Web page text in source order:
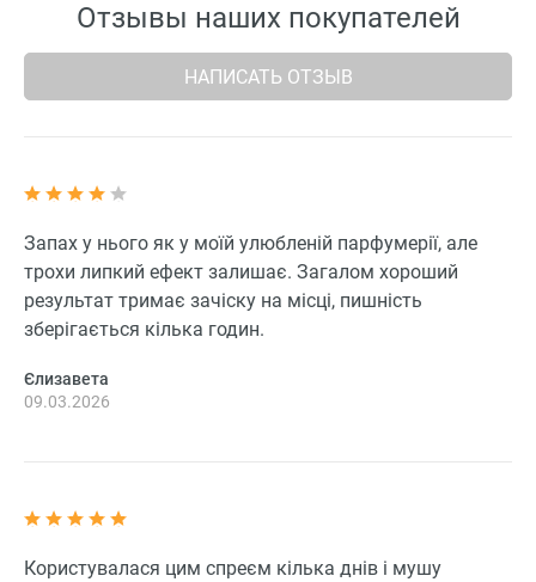
Отзывы наших покупателей
НАПИСАТЬ ОТЗЫВ
Запах у нього як у моїй улюбленій парфумерії, але
трохи липкий ефект залишає. Загалом хороший
результат тримає зачіску на місці, пишність
зберігається кілька годин.
Єлизавета
09.03.2026
Користувалася цим спреєм кілька днів і мушу